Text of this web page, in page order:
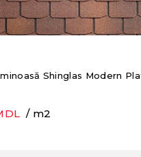
Shinglas Modern
/ m2